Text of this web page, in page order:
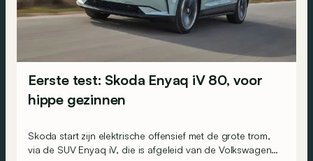
Eerste test: Skoda Enyaq iV 80, voor
hippe gezinnen
Skoda start zijn elektrische offensief met de grote trom,
via de SUV Enyaq iV, die is afgeleid van de Volkswagen